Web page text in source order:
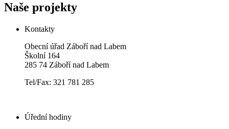
Naše projekty
Kontakty
Obecní úřad Záboří nad Labem
Školní 164
285 74 Záboří nad Labem
Tel/Fax: 321 781 285
Úřední hodiny